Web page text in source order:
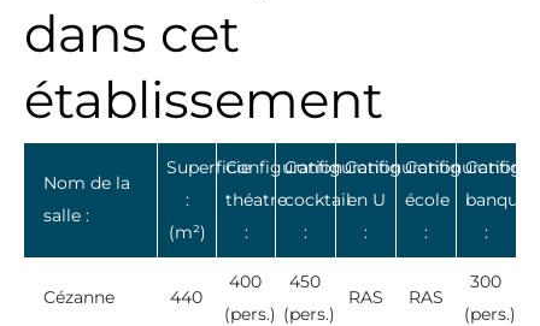
dans cet
établissement
Nom de la
salle :
Superficie
:
(m²)
Configuration
théatre
:
Configuration
cocktail
:
Configuration
en U
:
Configuration
école
:
banquet
:
Cézanne 440
400
(pers.)
450
(pers.)
RAS RAS
300
(pers.)